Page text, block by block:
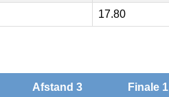
17.80
Afstand 3 Finale 1